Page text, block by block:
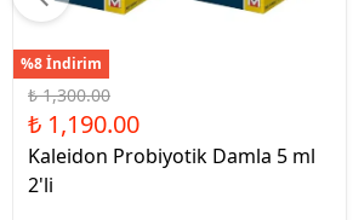
%8 İndirim
₺ 1,300.00
₺ 1,190.00
Kaleidon Probiyotik Damla 5 ml
2'li